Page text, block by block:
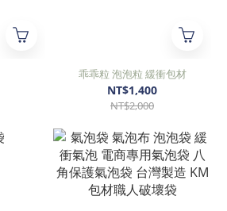
乖乖粒 泡泡粒 緩衝包材
NT$1,400
NT$2,000